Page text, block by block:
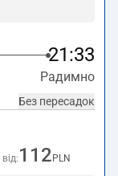
21:33
Радимно
Без пересадок
112 PLN